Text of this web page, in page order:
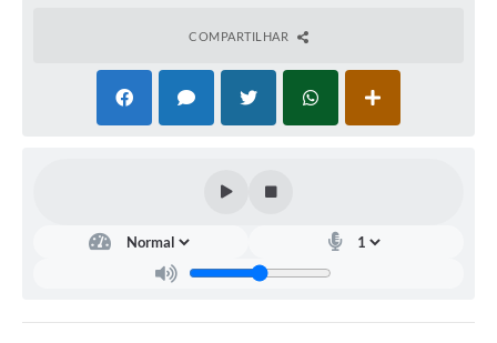
COMPARTILHAR